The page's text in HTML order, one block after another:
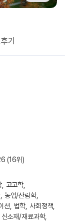
기
(16위)
고고학,
농업/산림학,
션, 법학, 사회정책,
소재/재료과학,